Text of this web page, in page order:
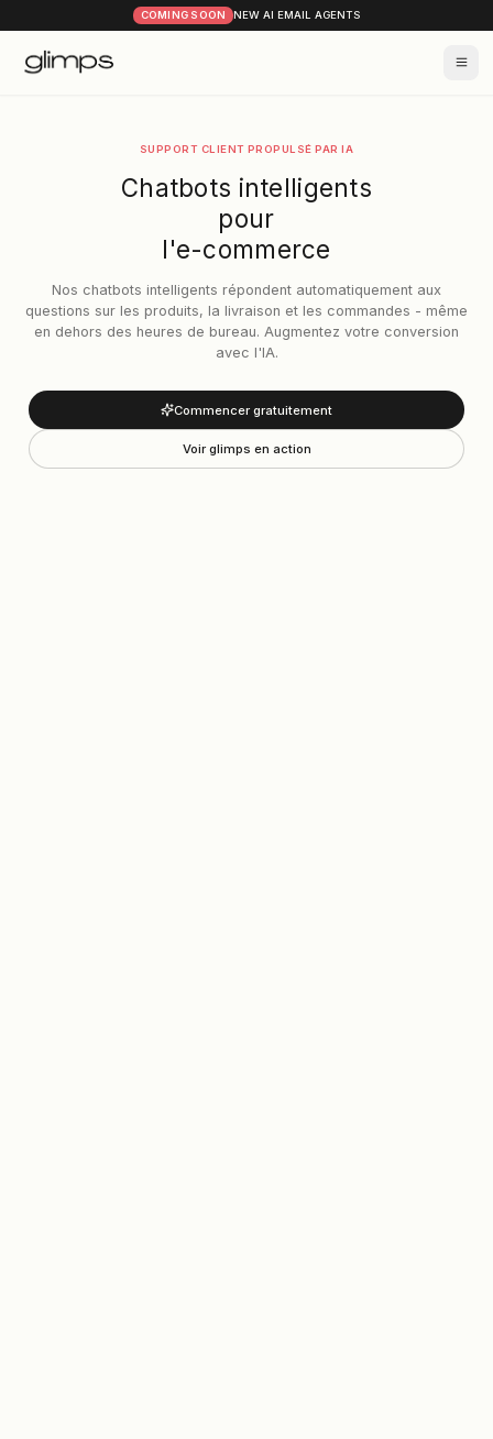
COMING SOON NEW AI EMAIL AGENTS
SUPPORT CLIENT PROPULSÉ PAR IA
Chatbots intelligents
l'e-commerce
Nos chatbots intelligents répondent
questions sur les produits, la livraison et les
en dehors des heures de bureau. Augmentez votre
avec l'IA.